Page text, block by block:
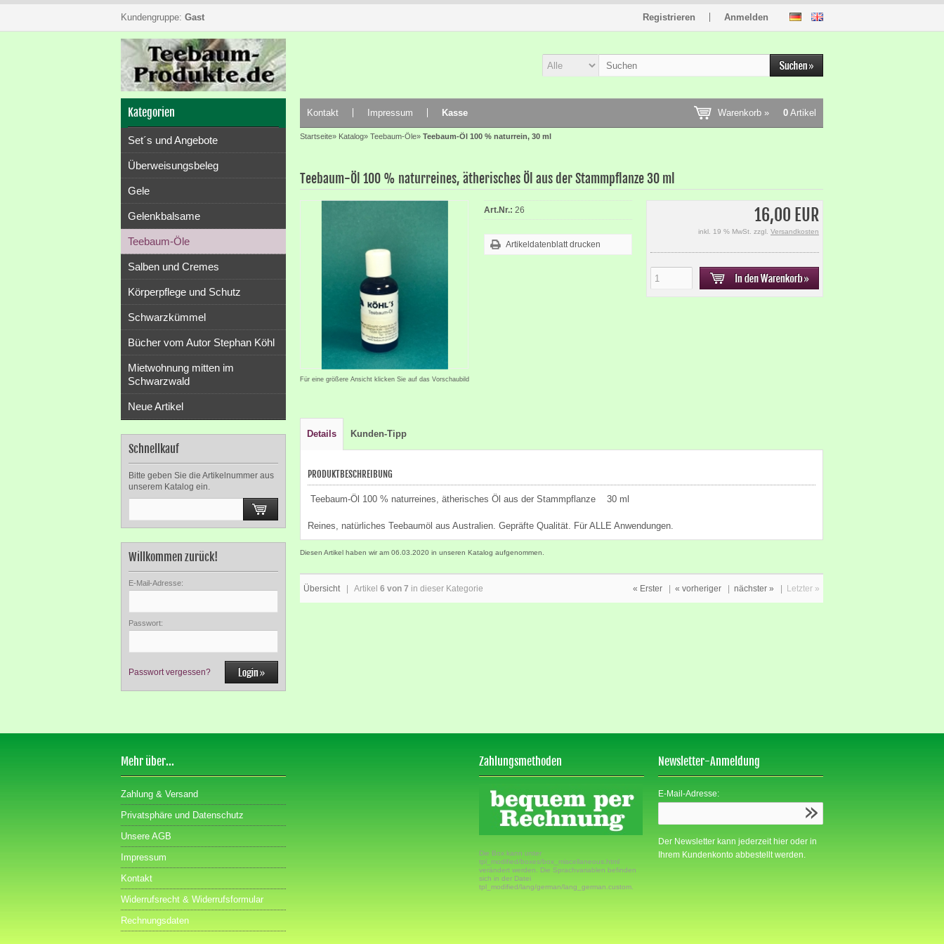
Kundengruppe: Gast Registrieren Anmelden
Kategorien
Set´s und Angebote
Überweisungsbeleg
Gele
Gelenkbalsame
Teebaum-Öle
Salben und Cremes
Körperpflege und Schutz
Schwarzkümmel
Bücher vom Autor Stephan Köhl
Mietwohnung mitten im
Schwarzwald
Neue Artikel
Schnellkauf
Bitte geben Sie die Artikelnummer aus
unserem Katalog ein.
Willkommen zurück!
E-Mail-Adresse:
Passwort:
Passwort vergessen?
Kontakt Impressum Kasse Warenkorb » 0 Artikel
Startseite» Katalog» Teebaum-Öle» Teebaum-Öl 100 % naturrein, 30 ml
Teebaum-Öl 100 % naturreines, ätherisches Öl aus der Stammpflanze 30 ml
Für eine größere Ansicht klicken Sie auf das Vorschaubild
Art.Nr.: 26
Artikeldatenblatt drucken
16,00 EUR
inkl. 19 % MwSt. zzgl. Versandkosten
Details Kunden-Tipp
PRODUKTBESCHREIBUNG
Teebaum-Öl 100 % naturreines, ätherisches Öl aus der Stammpflanze 30 ml
Reines, natürliches Teebaumöl aus Australien. Gepräfte Qualität. Für ALLE Anwendungen.
Diesen Artikel haben wir am 06.03.2020 in unseren Katalog aufgenommen.
Übersicht| Artikel 6 von 7 in dieser Kategorie « Erster « vorheriger nächster » Letzter »
Mehr über...
Zahlung & Versand
Privatsphäre und Datenschutz
Unsere AGB
Impressum
Kontakt
Widerrufsrecht & Widerrufsformular
Rechnungsdaten
Zahlungsmethoden
Die Box kann unter
tpl_modified/boxes/box_miscellaneous.html
verändert werden. Die Sprachvariablen befinden
sich in der Datei
tpl_modified/lang/german/lang_german.custom.
Newsletter-Anmeldung
E-Mail-Adresse:
Der Newsletter kann jederzeit hier oder in
Ihrem Kundenkonto abbestellt werden.